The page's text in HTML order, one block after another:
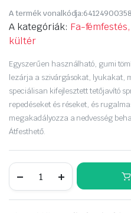
A termék vonalkódja:
A kategóriák: Fa-
kültér
Egyszerűen használható, gumi
lezárja a szivárgásokat, lyukakat,
speciálisan kifejlesztett tetőjavító
repedéseket és réseket, és
megakadályozza a nedvesség
Átfesthető.
Seal
tömítő